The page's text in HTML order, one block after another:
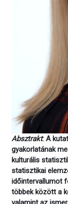
Absztrakt: A
gyakorlatának
kulturális
statisztikai
időintervallumot
többek között a